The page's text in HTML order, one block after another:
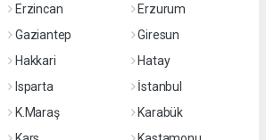
Erzincan
Erzurum
Gaziantep
Giresun
Hakkari
Hatay
Isparta
İstanbul
K.Maraş
Karabük